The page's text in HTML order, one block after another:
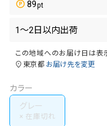
89
この地域へのお届け日は表
東京都 お届け先を変更
カラー
グレー